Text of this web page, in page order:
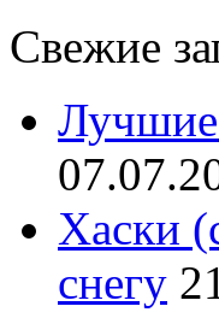
Свежие
Лучшие
Хаски
снегу